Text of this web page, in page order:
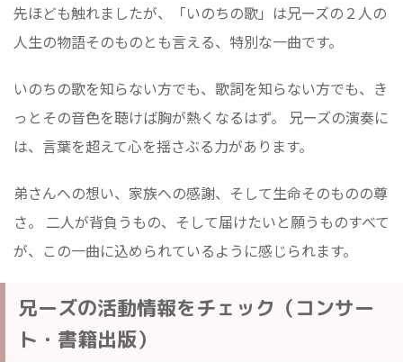
先ほども触れましたが、「いのちの歌」は兄ーズの２人の
人生の物語そのものとも言える、特別な一曲です。
いのちの歌を知らない方でも、歌詞を知らない方でも、き
っとその音色を聴けば胸が熱くなるはず。 兄ーズの演奏に
は、言葉を超えて心を揺さぶる力があります。
弟さんへの想い、家族への感謝、そして生命そのものの尊
さ。 二人が背負うもの、そして届けたいと願うものすべて
が、この一曲に込められているように感じられます。
兄ーズの活動情報をチェック（コンサー
ト・書籍出版）